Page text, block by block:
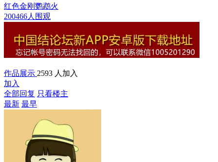
红色金刚鹦鹉火
200466人围观
作品展示 2593 人加入
加入
全部回复 只看楼主
最新 最早